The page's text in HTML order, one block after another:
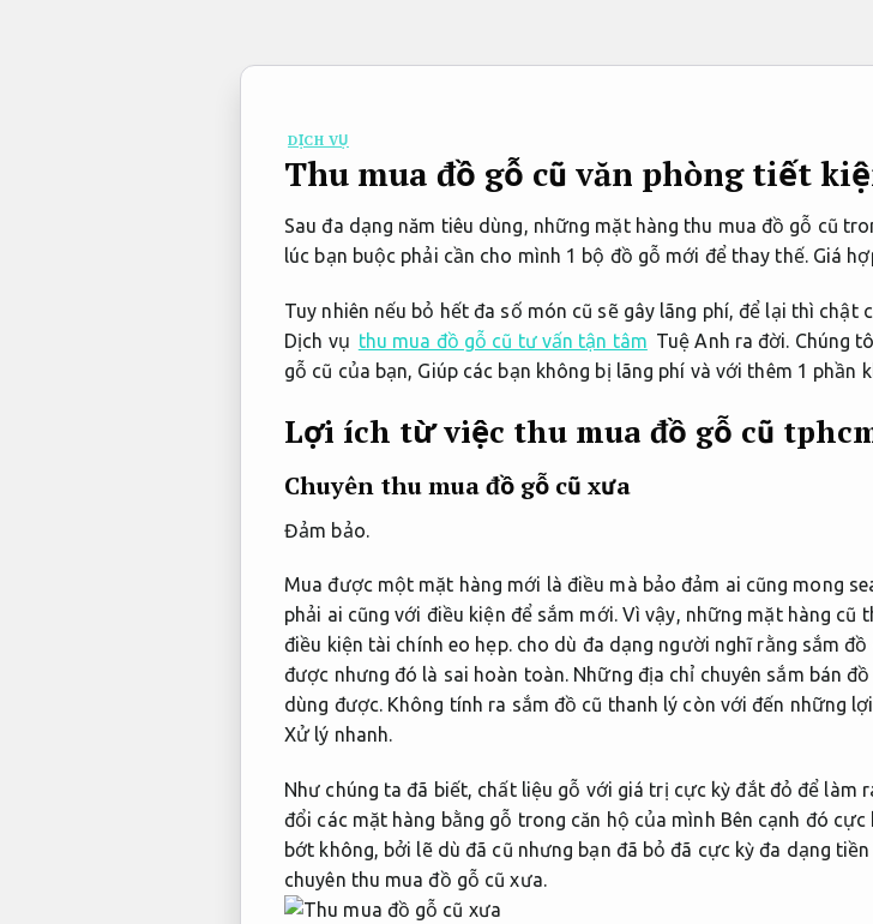
DỊCH VỤ
Thu mua đồ gỗ cũ văn phòng tiết
Sau đa dạng năm tiêu dùng, những mặt hàng thu mua đồ gỗ cũ
lúc bạn buộc phải cần cho mình 1 bộ đồ gỗ mới để thay thế. Giá
Tuy nhiên nếu bỏ hết đa số món cũ sẽ gây lãng phí, để lại thì
Dịch vụ thu mua đồ gỗ cũ tư vấn tận tâm Tuệ Anh ra đời. Chúng
gỗ cũ của bạn, Giúp các bạn không bị lãng phí và với thêm 1 phần
Lợi ích từ việc thu mua đồ gỗ cũ
Chuyên thu mua đồ gỗ cũ xưa
Đảm bảo.
Mua được một mặt hàng mới là điều mà bảo đảm ai cũng mong
phải ai cũng với điều kiện để sắm mới. Vì vậy, những mặt hàng
điều kiện tài chính eo hẹp. cho dù đa dạng người nghĩ rằng sắm
được nhưng đó là sai hoàn toàn. Những địa chỉ chuyên sắm bán
dùng được. Không tính ra sắm đồ cũ thanh lý còn với đến những
Xử lý nhanh.
Như chúng ta đã biết, chất liệu gỗ với giá trị cực kỳ đắt đỏ để làm
đổi các mặt hàng bằng gỗ trong căn hộ của mình Bên cạnh đó
bớt không, bởi lẽ dù đã cũ nhưng bạn đã bỏ đã cực kỳ đa dạng
chuyên thu mua đồ gỗ cũ xưa.